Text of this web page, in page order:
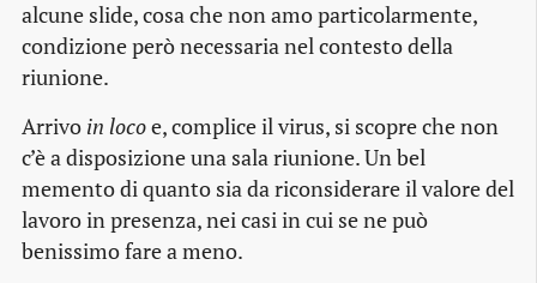
alcune slide, cosa che non amo particolarmente,
condizione però necessaria nel contesto della
riunione.
Arrivo in locoe, complice il virus, si scopre che non
c’è a disposizione una sala riunione. Un bel
memento di quanto sia da riconsiderare il valore del
lavoro in presenza, nei casi in cui se ne può
benissimo fare a meno.